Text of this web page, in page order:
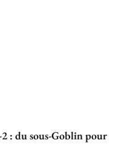
: du sous-Goblin pour